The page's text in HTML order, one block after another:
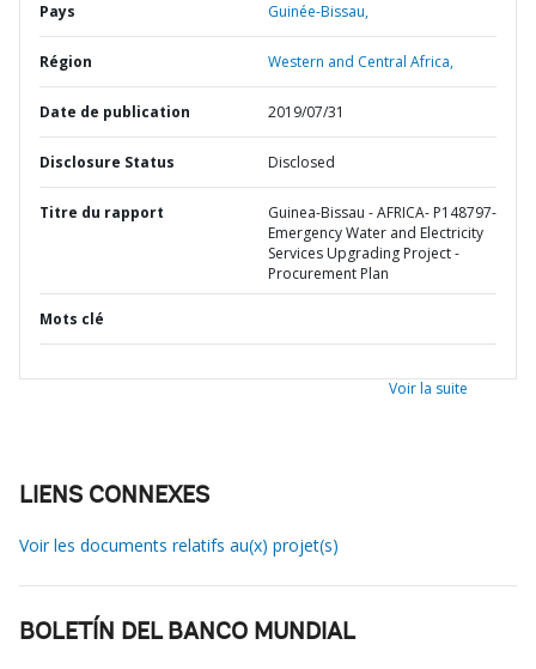
Pays Guinée-Bissau,
Région Western and Central Africa,
Date de publication 2019/07/31
Disclosure Status Disclosed
Titre du rapport
Guinea-Bissau - AFRICA- P148797-
Emergency Water and Electricity
Services Upgrading Project -
Procurement Plan
Mots clé
Voir la suite
LIENS CONNEXES
Voir les documents relatifs au(x) projet(s)
BOLETÍN DEL BANCO MUNDIAL